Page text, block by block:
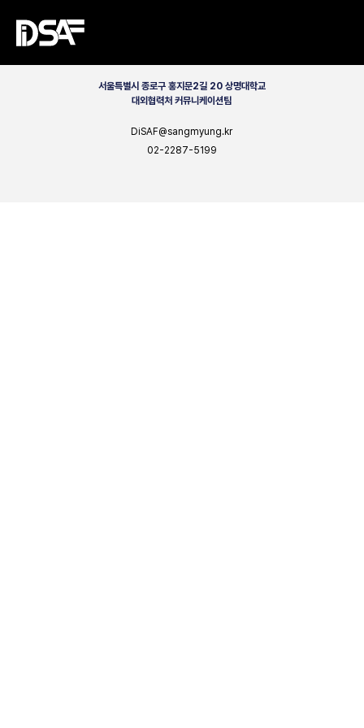
서울특별시 종로구 홍지문2길 20 상명대학교
대외협력처 커뮤니케이션팀
DiSAF@sangmyung.kr
02-2287-5199